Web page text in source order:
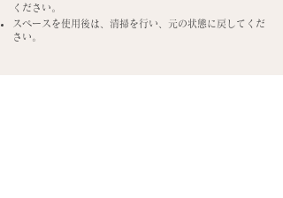
ください。
スペースを使用後は、清掃を行い、元の状態に戻してくだ
さい。